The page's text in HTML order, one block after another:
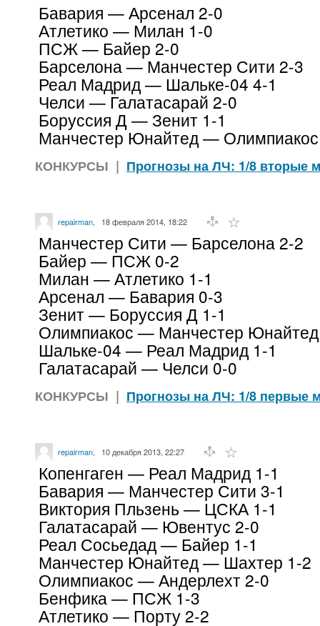
Бавария — Арсенал 2-0
Атлетико — Милан 1-0
ПСЖ — Байер 2-0
Барселона — Манчестер Сити 2-3
Реал Мадрид — Шальке-04 4-1
Челси — Галатасарай 2-0
Боруссия Д — Зенит 1-1
Манчестер Юнайтед —
КОНКУРСЫ | Прогнозы на ЛЧ: 1/8 вторые
repairman, 18 февраля 2014, 18:22
Манчестер Сити — Барселона 2-2
Байер — ПСЖ 0-2
Милан — Атлетико 1-1
Арсенал — Бавария 0-3
Зенит — Боруссия Д 1-1
Олимпиакос — Манчестер
Шальке-04 — Реал Мадрид 1-1
Галатасарай — Челси 0-0
КОНКУРСЫ | Прогнозы на ЛЧ: 1/8 первые
repairman, 10 декабря 2013, 22:27
Копенгаген — Реал Мадрид 1-1
Бавария — Манчестер Сити 3-1
Виктория Пльзень — ЦСКА 1-1
Галатасарай — Ювентус 2-0
Реал Сосьедад — Байер 1-1
Манчестер Юнайтед — Шахтер 1-2
Олимпиакос — Андерлехт 2-0
Бенфика — ПСЖ 1-3
Атлетико — Порту 2-2